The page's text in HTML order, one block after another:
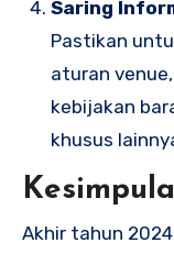
Saring
Pastikan
aturan
kebijakan
khusus
Akhir tahun